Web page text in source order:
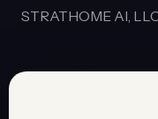
STRATHOME AI,